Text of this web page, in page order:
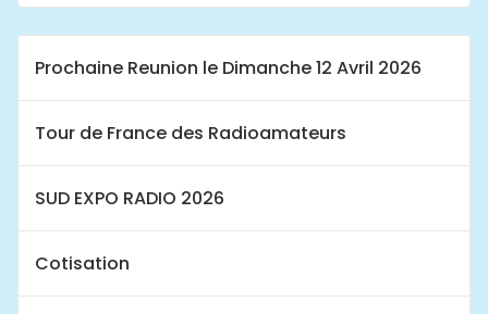
Prochaine Reunion le Dimanche 12 Avril 2026
Tour de France des Radioamateurs
SUD EXPO RADIO 2026
Cotisation